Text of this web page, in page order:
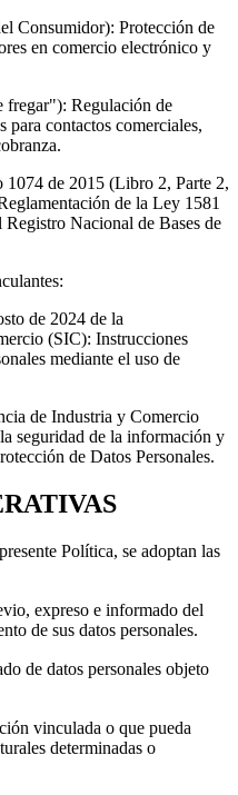
Consumidor): Protección de
en comercio electrónico y
fregar"): Regulación de
para contactos comerciales,
de 2015 (Libro 2, Parte 2,
de la Ley 1581
Nacional de Bases de
de 2024 de la
(SIC): Instrucciones
mediante el uso de
de Industria y Comercio
seguridad de la información y
de Datos Personales.
Política, se adoptan las
expreso e informado del
de sus datos personales.
de datos personales objeto
vinculada o que pueda
determinadas o